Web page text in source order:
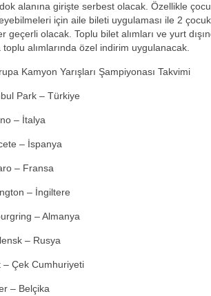
alanına girişte serbest olacak. Özellikle
için aile bileti uygulaması ile 2
geçerli olacak. Toplu bilet alımları ve yurt
toplu alımlarında özel indirim uygulanacak.
Kamyon Yarışları Şampiyonası Takvimi
Park – Türkiye
– İtalya
– İspanya
– Fransa
– İngiltere
– Almanya
– Rusya
– Çek Cumhuriyeti
– Belçika